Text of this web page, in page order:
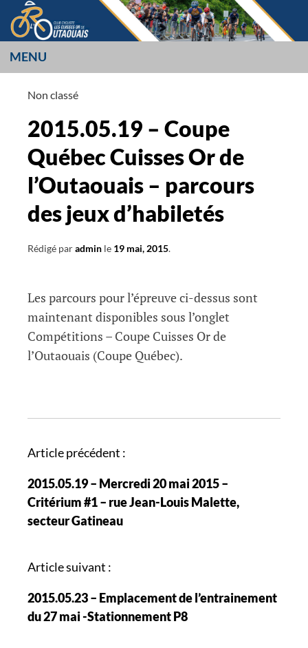
Aller
au
contenu
LES CUISSES OR
L’OUTAOUAIS
MENU
Non classé
2015.05.19 – Coupe
Québec Cuisses Or de
l’Outaouais – parcours
des jeux d’habiletés
Rédigé paradmin le 19 mai, 2015.
Les parcours pour l’épreuve ci-dessus sont
maintenant disponibles sous l’onglet
Compétitions – Coupe Cuisses Or de
l’Outaouais (Coupe Québec).
N
v
i
g
t
o
n
Article précédent :
2015.05.19 – Mercredi 20 mai 2015 –
Critérium #1 – rue Jean-Louis Malette,
secteur Gatineau
Article suivant :
2015.05.23 – Emplacement de l’entrainement
du 27 mai -Stationnement P8